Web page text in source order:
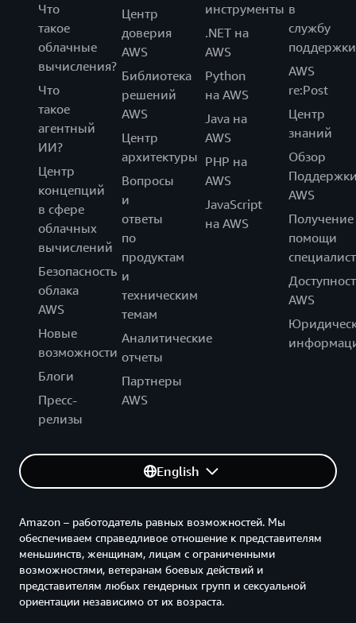
Что
такое
облачные
вычисления?
Что
такое
агентный
ИИ?
Центр
концепций
в сфере
облачных
вычислений
Безопасность
облака
AWS
Новые
возможности
Блоги
Пресс-
релизы
Центр
доверия
AWS
Библиотека
решений
AWS
Центр
архитектуры
Вопросы
и
ответы
по
продуктам
и
техническим
темам
Аналитические
отчеты
Партнеры
AWS
инструменты
.NET на
AWS
Python
на AWS
Java на
AWS
PHP на
AWS
JavaScript
на AWS
в
службу
поддержки
AWS
re:Post
Центр
знаний
Обзор
AWS
Получение
помощи
AWS
English
Amazon – работодатель равных возможностей. Мы
обеспечиваем справедливое отношение к представителям
меньшинств, женщинам, лицам с ограниченными
возможностями, ветеранам боевых действий и
представителям любых гендерных групп и сексуальной
ориентации независимо от их возраста.